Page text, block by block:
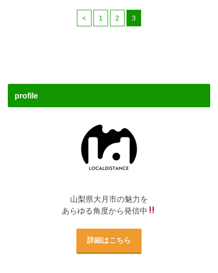
< 1 2 3
profile
山梨県大月市の魅力を
あらゆる角度から発信中
詳細はこちら